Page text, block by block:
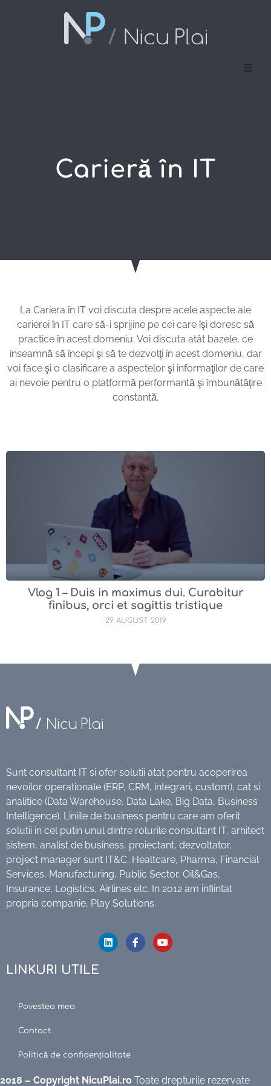
Carieră în IT
La Cariera în IT voi discuta despre acele aspecte ale
carierei în IT care să-i sprijine pe cei care îşi doresc să
practice în acest domeniu. Voi discuta atât bazele, ce
înseamnă să începi şi să te dezvolţi în acest domeniu, dar
voi face şi o clasificare a aspectelor şi informaţilor de care
ai nevoie pentru o platformă performantă şi îmbunătăţire
constantă.
Vlog 1 – Duis in maximus dui. Curabitur
finibus, orci et sagittis tristique
29 AUGUST 2019
Sunt consultant IT si ofer solutii atat pentru acoperirea
nevoilor operationale (ERP, CRM, integrari, custom), cat si
analitice (Data Warehouse, Data Lake, Big Data, Business
Intelligence). Liniile de business pentru care am oferit
solutii in cel putin unul dintre rolurile consultant IT, arhitect
sistem, analist de business, proiectant, dezvoltator,
project manager sunt IT&C, Healtcare, Pharma, Financial
Services, Manufacturing, Public Sector, Oil&Gas,
Insurance, Logistics, Airlines etc. In 2012 am infiintat
propria companie, Play Solutions.
LINKURI UTILE
Povestea mea
Contact
Politică de confidențialitate
2018 – Copyright NicuPlai.ro Toate drepturile rezervate